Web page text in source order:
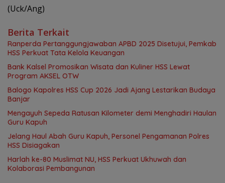
(Uck/Ang)
Berita Terkait
Ranperda Pertanggungjawaban APBD 2025 Disetujui, Pemkab
HSS Perkuat Tata Kelola Keuangan
Bank Kalsel Promosikan Wisata dan Kuliner HSS Lewat
Program AKSEL OTW
Balogo Kapolres HSS Cup 2026 Jadi Ajang Lestarikan Budaya
Banjar
Mengayuh Sepeda Ratusan Kilometer demi Menghadiri Haulan
Guru Kapuh
Jelang Haul Abah Guru Kapuh, Personel Pengamanan Polres
HSS Disiagakan
Harlah ke-80 Muslimat NU, HSS Perkuat Ukhuwah dan
Kolaborasi Pembangunan